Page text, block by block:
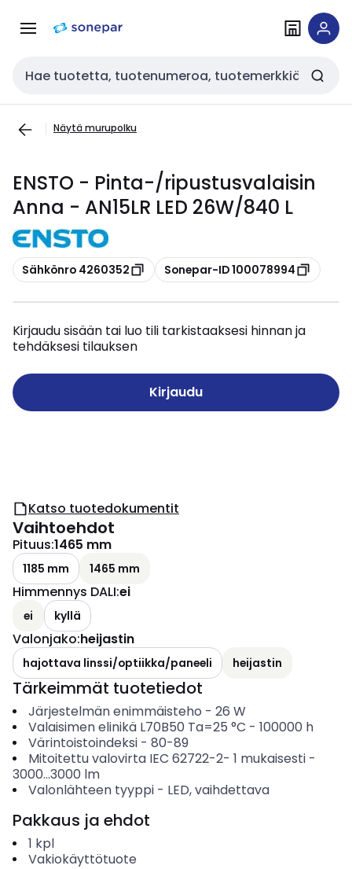
navigointiinsisältöön
Haku
Näytä murupolku
ENSTO - Pinta-/ripustusvalaisin
Anna - AN15LR LED 26W/840 L
Kopioi
Sähkönro 4260352 Kopioi
Sonepar-ID 100078994
Kirjaudu sisään tai luo tili tarkistaaksesi hinnan ja
tehdäksesi tilauksen
Kirjaudu
Katso tuotedokumentit
Vaihtoehdot
Pituus:1465 mm
1185 mm 1465 mm
Himmennys DALI:ei
ei kyllä
Valonjako:heijastin
hajottava linssi/optiikka/paneeli heijastin
Tärkeimmät tuotetiedot
Järjestelmän enimmäisteho - 26 W
Valaisimen elinikä L70B50 Ta=25 °C - 100000 h
Värintoistoindeksi- 80-89
Mitoitettu valovirta IEC 62722-2- 1 mukaisesti-
3000...3000 lm
Valonlähteen tyyppi- LED, vaihdettava
Pakkaus ja ehdot
1 kpl
Vakiokäyttötuote